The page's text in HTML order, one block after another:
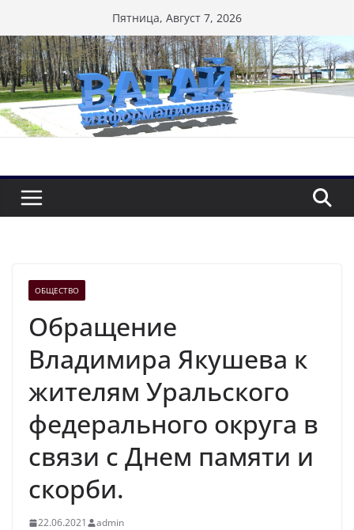
к
содержимому
Пятница, Август 7, 2026
ОБЩЕСТВО
Обращение
Владимира Якушева к
жителям Уральского
федерального округа в
связи с Днем памяти и
скорби.
22.06.2021 admin